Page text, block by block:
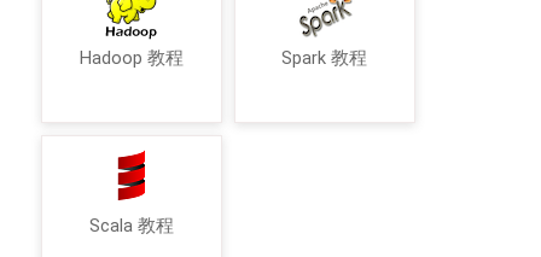
Hadoop 教程 Spark 教程
Scala 教程